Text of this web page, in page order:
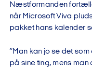
Næstformanden
når Microsoft Viva
pakket hans kalender
”Man kan jo se det
på sine ting, mens